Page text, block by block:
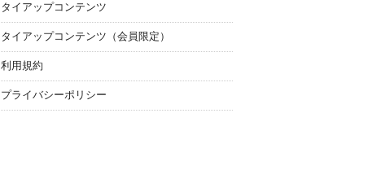
タイアップコンテンツ
タイアップコンテンツ（会員限定）
利用規約
プライバシーポリシー